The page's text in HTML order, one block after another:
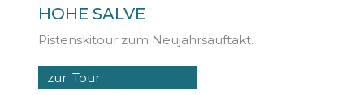
HOHE SALVE
Pistenskitour zum Neujahrsauftakt.
zur Tour